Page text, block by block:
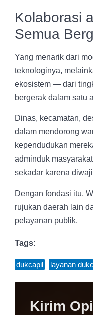
Kolaborasi
Semua
Yang menarik dari
teknologinya,
ekosistem — dari
bergerak dalam satu
Dinas, kecamatan,
dalam mendorong
kependudukan
adminduk
sekadar karena
Dengan fondasi itu,
rujukan daerah lain
pelayanan publik.
Tags:
dukcapil layanan
Kirim